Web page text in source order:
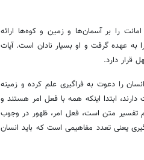
داد: در سوره احزاب آیه ۷۳ می‌فرماید ما امانت را بر آسمان‌ها و زمین و کوه‌ها ارائه
به عهده گرفت و او بسیار نادان است. آیات
قرار دارد.
را دعوت به فراگیری علم کرده و زمینه
ابتدا اینکه همه با فعل امر هستند و
تفسیر متن است، فعل امر، ظهور در وجوب
یعنی تعدد مفاهیمی است که باید انسان